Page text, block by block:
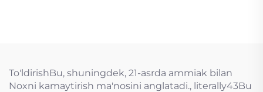
To'ldirishBu, shuningdek, 21-asrda ammiak bilan
Noxni kamaytirish ma'nosini anglatadi., literally43Bu